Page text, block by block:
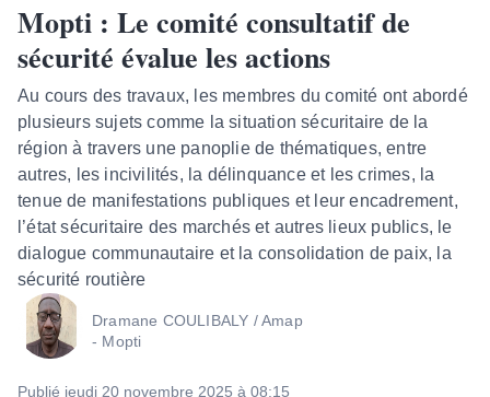
Mopti : Le comité consultatif de
sécurité évalue les actions
Au cours des travaux, les membres du comité ont abordé
plusieurs sujets comme la situation sécuritaire de la
région à travers une panoplie de thématiques, entre
autres, les incivilités, la délinquance et les crimes, la
tenue de manifestations publiques et leur encadrement,
l’état sécuritaire des marchés et autres lieux publics, le
dialogue communautaire et la consolidation de paix, la
sécurité routière
Dramane COULIBALY / Amap
- Mopti
Publié jeudi 20 novembre 2025 à 08:15